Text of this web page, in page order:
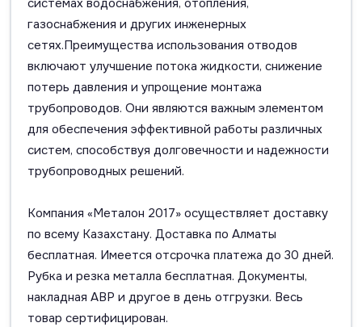
системах водоснабжения, отопления,
газоснабжения и других инженерных
сетях.Преимущества использования отводов
включают улучшение потока жидкости, снижение
потерь давления и упрощение монтажа
трубопроводов. Они являются важным элементом
для обеспечения эффективной работы различных
систем, способствуя долговечности и надежности
трубопроводных решений.
Компания «Металон 2017» осуществляет доставку
по всему Казахстану. Доставка по Алматы
бесплатная. Имеется отсрочка платежа до 30 дней.
Рубка и резка металла бесплатная. Документы,
накладная АВР и другое в день отгрузки. Весь
товар сертифицирован.